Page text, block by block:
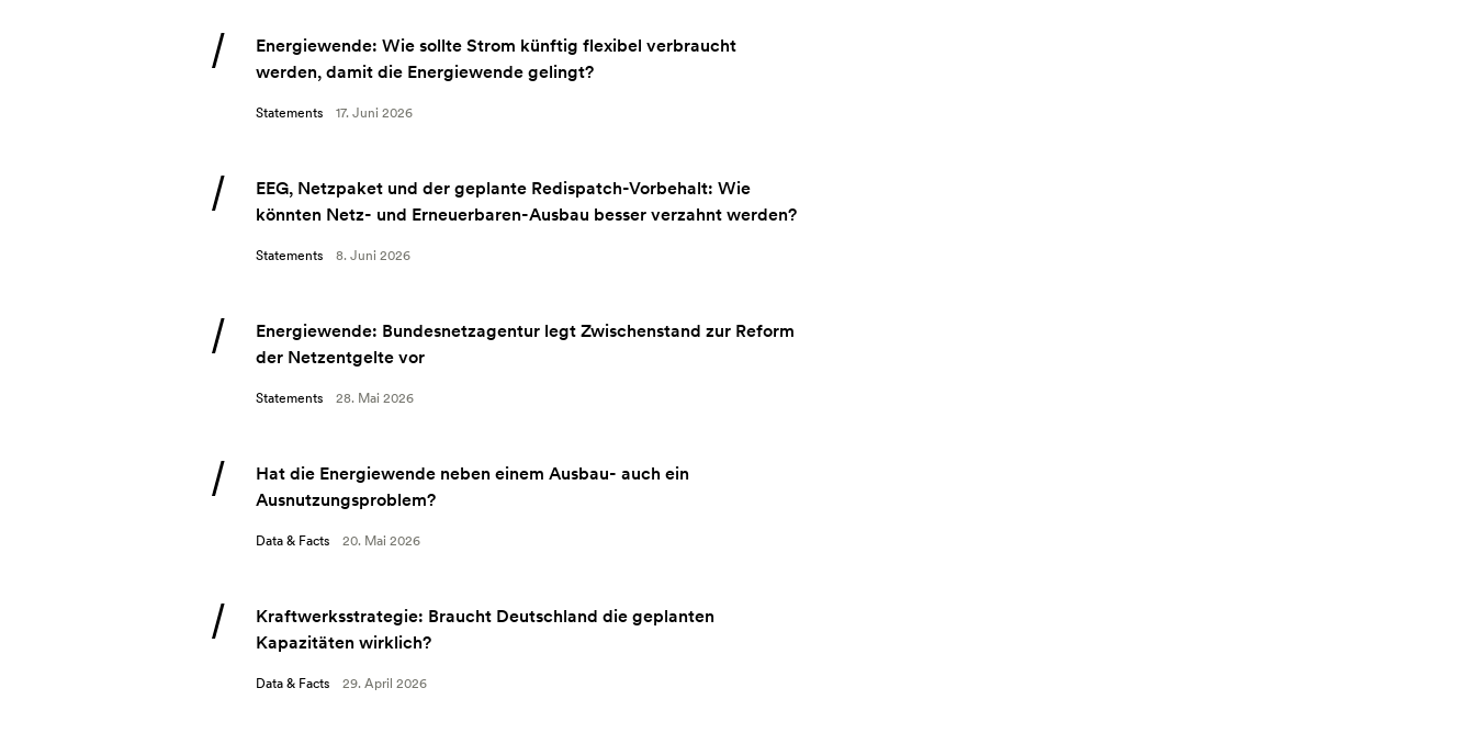
Energiewende: Wie sollte Strom künftig flexibel verbraucht
werden, damit die Energiewende gelingt?
Statements 17. Juni 2026
EEG, Netzpaket und der geplante Redispatch-Vorbehalt: Wie
könnten Netz- und Erneuerbaren-Ausbau besser verzahnt werden?
Statements 8. Juni 2026
Energiewende: Bundesnetzagentur legt Zwischenstand zur Reform
der Netzentgelte vor
Statements 28. Mai 2026
Hat die Energiewende neben einem Ausbau- auch ein
Ausnutzungsproblem?
Data & Facts 20. Mai 2026
Kraftwerksstrategie: Braucht Deutschland die geplanten
Kapazitäten wirklich?
Data & Facts 29. April 2026